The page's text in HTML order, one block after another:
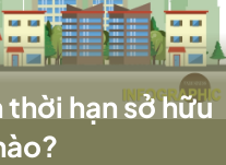
hạn sở hữu